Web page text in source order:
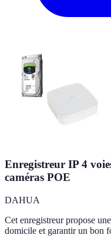
Enregistreur IP 4
caméras POE
DAHUA
Cet enregistreur propose
domicile et garantir un bon